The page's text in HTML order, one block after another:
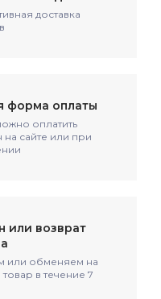
доставка
форма оплаты
оплатить
на сайте или при
или возврат
или обменяем на
в течение 7